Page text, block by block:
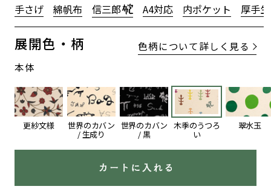
手さげ 綿帆布 信三郎 布包
A4対応 内ポケット 厚手
展開色・柄
色柄について詳しく見る
本体
更紗文様 世界のカバン
/ 生成り
世界のカバン
/ 黒
木季のうつろ
い
翠水玉
ご注文の上限を超えました
大変申し訳ありません。
ご注文数が上限を超えているため、これ以上